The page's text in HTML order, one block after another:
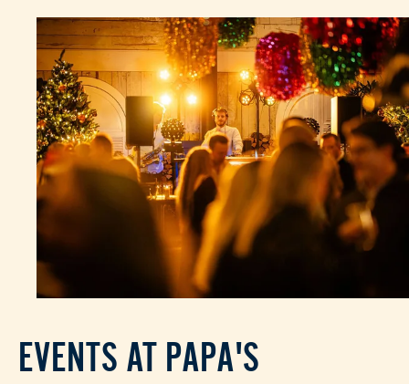
EVENTS AT PAPA'S